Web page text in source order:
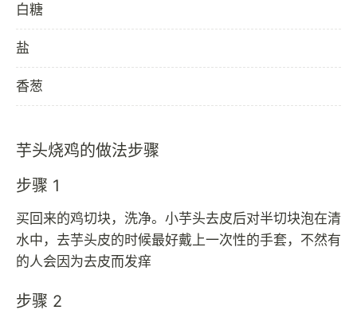
白糖
盐
香葱
芋头烧鸡的做法步骤
步骤 1
买回来的鸡切块，洗净。小芋头去皮后对半切块泡在清
水中，去芋头皮的时候最好戴上一次性的手套，不然有
的人会因为去皮而发痒
步骤 2